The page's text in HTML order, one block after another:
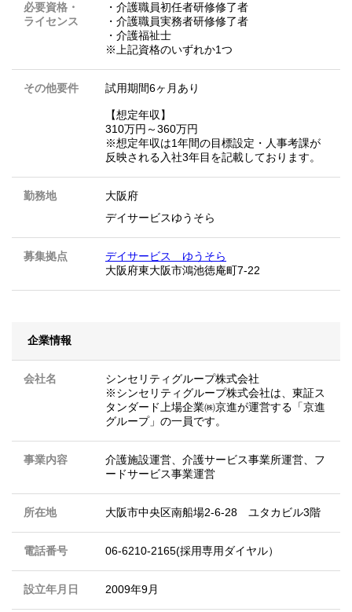
必要資格・
ライセンス
・介護職員初任者研修修了者
・介護職員実務者研修修了者
・介護福祉士
※上記資格のいずれか1つ
その他要件 試用期間6ヶ月あり
【想定年収】
310万円～360万円
※想定年収は1年間の目標設定・人事考課が
反映される入社3年目を記載しております。
勤務地
大阪府
デイサービスゆうそら
募集拠点
デイサービス ゆうそら
大阪府東大阪市鴻池徳庵町7-22
企業情報
会社名
シンセリティグループ株式会社
※シンセリティグループ株式会社は、東証ス
タンダード上場企業㈱京進が運営する「京進
グループ」の一員です。
事業内容
介護施設運営、介護サービス事業所運営、フ
ードサービス事業運営
所在地 大阪市中央区南船場2-6-28 ユタカビル3階
電話番号 06-6210-2165(採用専用ダイヤル）
設立年月日 2009年9月